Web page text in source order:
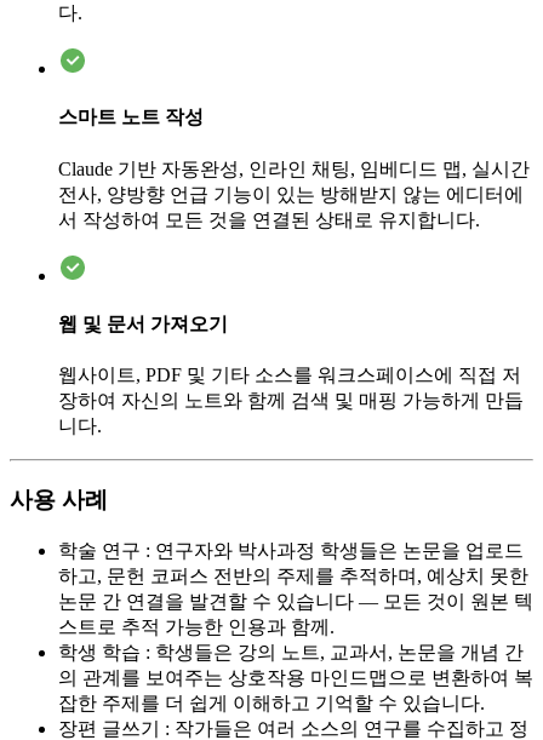
다.
스마트 노트 작성
Claude 기반 자동완성, 인라인 채팅, 임베디드 맵, 실시간
전사, 양방향 언급 기능이 있는 방해받지 않는 에디터에
서 작성하여 모든 것을 연결된 상태로 유지합니다.
웹 및 문서 가져오기
웹사이트, PDF 및 기타 소스를 워크스페이스에 직접 저
장하여 자신의 노트와 함께 검색 및 매핑 가능하게 만듭
니다.
사용 사례
학술 연구 : 연구자와 박사과정 학생들은 논문을 업로드
하고, 문헌 코퍼스 전반의 주제를 추적하며, 예상치 못한
논문 간 연결을 발견할 수 있습니다 — 모든 것이 원본 텍
스트로 추적 가능한 인용과 함께.
학생 학습 : 학생들은 강의 노트, 교과서, 논문을 개념 간
의 관계를 보여주는 상호작용 마인드맵으로 변환하여 복
잡한 주제를 더 쉽게 이해하고 기억할 수 있습니다.
장편 글쓰기
: 작가들은 여러 소스의 연구를 수집하고 정